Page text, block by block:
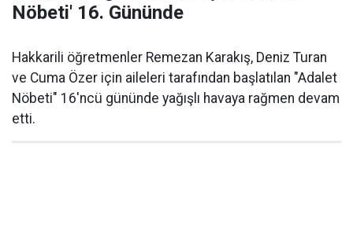
Nöbeti' 16. Gününde
Hakkarili öğretmenler Remezan Karakış, Deniz Turan
ve Cuma Özer için aileleri tarafından başlatılan "Adalet
Nöbeti" 16'ncü gününde yağışlı havaya rağmen devam
etti.